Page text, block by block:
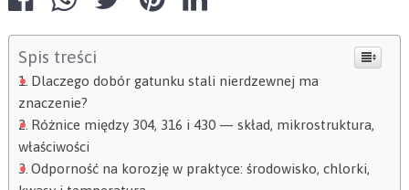
Spis treści
Dlaczego dobór gatunku stali nierdzewnej ma
znaczenie?
Różnice między 304, 316 i 430 — skład, mikrostruktura,
właściwości
Odporność na korozję w praktyce: środowisko, chlorki,